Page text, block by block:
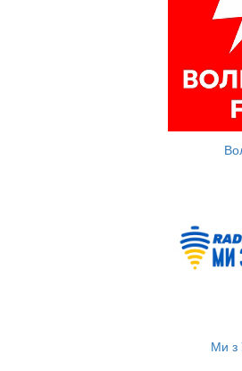
Ми з